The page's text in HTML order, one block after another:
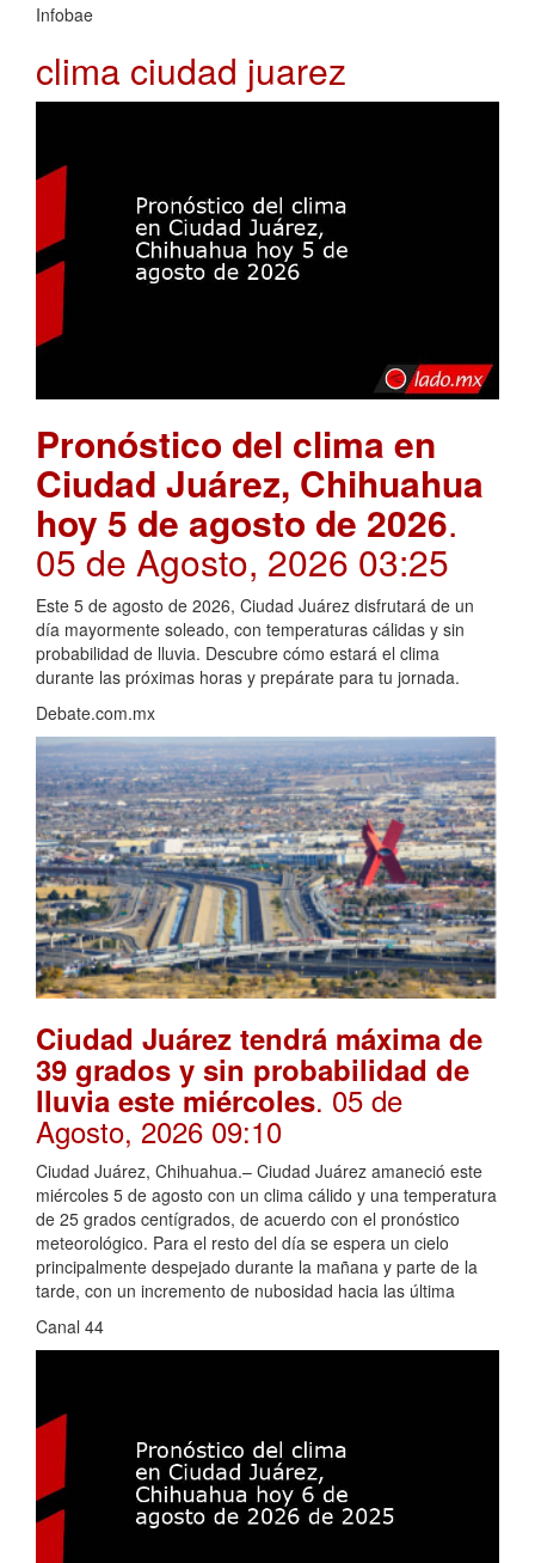
Infobae
clima ciudad juarez
Pronóstico del clima en
Ciudad Juárez, Chihuahua
hoy 5 de agosto de 2026.
05 de Agosto, 2026 03:25
Este 5 de agosto de 2026, Ciudad Juárez disfrutará de un
día mayormente soleado, con temperaturas cálidas y sin
probabilidad de lluvia. Descubre cómo estará el clima
durante las próximas horas y prepárate para tu jornada.
Debate.com.mx
Ciudad Juárez tendrá máxima de
39 grados y sin probabilidad de
lluvia este miércoles. 05 de
Agosto, 2026 09:10
Ciudad Juárez, Chihuahua.– Ciudad Juárez amaneció este
miércoles 5 de agosto con un clima cálido y una temperatura
de 25 grados centígrados, de acuerdo con el pronóstico
meteorológico. Para el resto del día se espera un cielo
principalmente despejado durante la mañana y parte de la
tarde, con un incremento de nubosidad hacia las última
Canal 44